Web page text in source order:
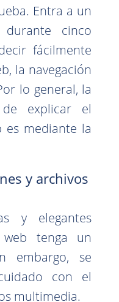
Entra a un
cinco
fácilmente
la navegación
lo general, la
explicar el
mediante la
y archivos
y elegantes
tenga un
embargo, se
con el
multimedia.